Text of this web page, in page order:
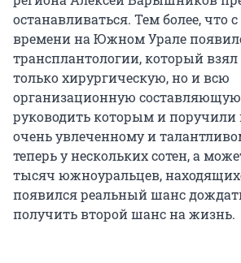
останавливаться. Тем более, что
времени на Южном Урале
трансплантологии, который взял
только хирургическую, но и всю
организационную составляющую
руководить которым и поручили
очень увлеченному и
теперь у нескольких сотен, а
тысяч южноуральцев,
появился реальный шанс
получить второй шанс на жизнь.